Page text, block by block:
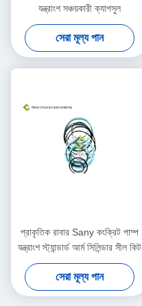
যন্ত্রাংশ সঞ্চয়কারী ক্যাপসুল
সেরা মূল্য পান
প্রাকৃতিক রাবার Sany কংক্রিট পাম্প
যন্ত্রাংশ স্ট্যান্ডার্ড আর্ম সিলিন্ডার সীল কিট
সেরা মূল্য পান